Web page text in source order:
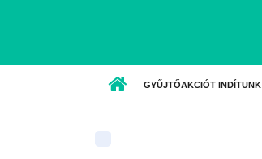
GYŰJTŐAKCIÓT INDÍTUNK